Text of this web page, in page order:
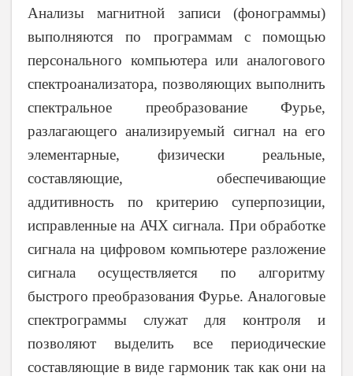
Анализы магнитной записи (фонограммы)
выполняются по программам с помощью
персонального компьютера или аналогового
спектроанализатора, позволяющих выполнить
спектральное преобразование Фурье,
разлагающего анализируемый сигнал на его
элементарные, физически реальные,
составляющие, обеспечивающие
аддитивность по критерию суперпозиции,
исправленные на АЧХ сигнала. При обработке
сигнала на цифровом компьютере разложение
сигнала осуществляется по алгоритму
быстрого преобразования Фурье. Аналоговые
спектрограммы служат для контроля и
позволяют выделить все периодические
составляющие в виде гармоник так как они на